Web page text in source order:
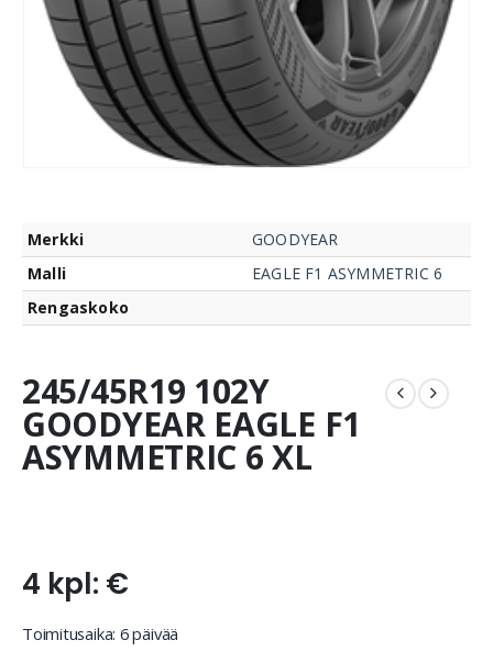
Merkki
GOODYEAR
Malli
EAGLE F1 ASYMMETRIC 6
Rengaskoko
245/45R19 102Y
GOODYEAR EAGLE F1
ASYMMETRIC 6 XL
4 kpl: €
Toimitusaika: 6 päivää